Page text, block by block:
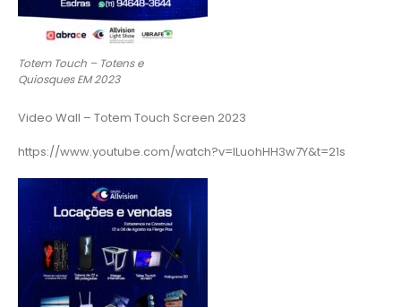
Totem Touch – Totens e
Quiosques EM 2023
Video Wall – Totem Touch Screen 2023
https://www.youtube.com/watch?v=lLuohHH3w7Y&t=21s